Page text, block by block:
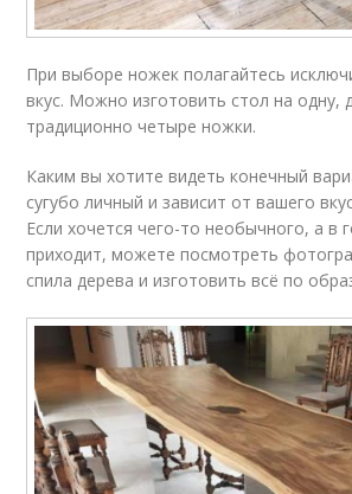
При выборе ножек полагайтесь
вкус. Можно изготовить стол на одну,
традиционно четыре ножки.
Каким вы хотите видеть конечный
сугубо личный и зависит от вашего
Если хочется чего-то необычного, а в
приходит, можете посмотреть
спила дерева и изготовить всё по